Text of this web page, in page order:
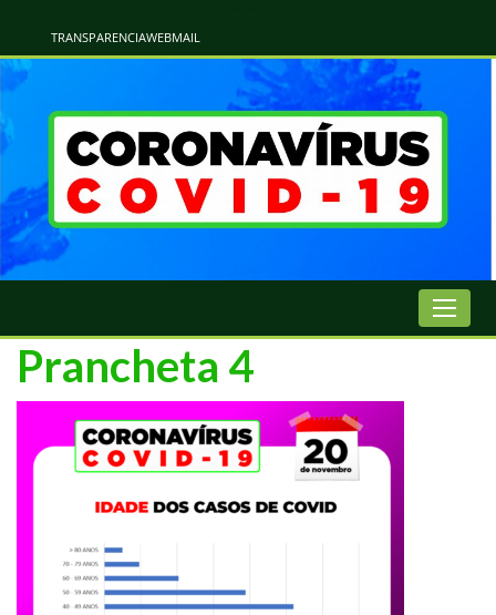
TRANSPARENCIAWEBMAIL
Prancheta 4